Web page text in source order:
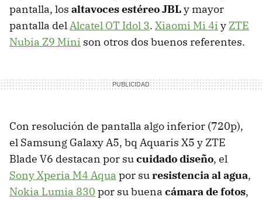
pantalla, los altavoces estéreo JBLy mayor
pantalla delAlcatel OT Idol 3. Xiaomi Mi 4i y ZTE
Nubia Z9 Mini son otros dos buenos referentes.
Con resolución de pantalla algo inferior (720p),
el Samsung Galaxy A5, bq Aquaris X5 y ZTE
Blade V6 destacan por sucuidado diseño, el
Sony Xperia M4 Aqua por suresistencia al agua,
Nokia Lumia 830 por su buena cámara de fotos,